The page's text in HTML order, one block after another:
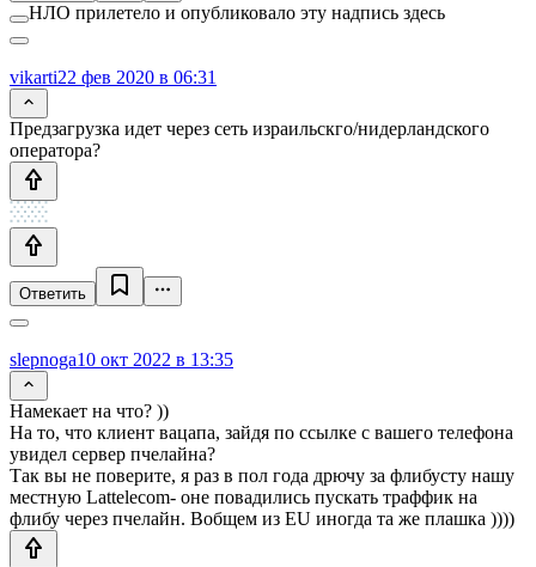
НЛО прилетело и опубликовало эту надпись здесь
vikarti22 фев 2020 в 06:31
Предзагрузка идет через сеть израильскго/нидерландского
оператора?
Ответить
slepnoga10 окт 2022 в 13:35
Намекает на что? ))
На то, что клиент вацапа, зайдя по ссылке с вашего телефона
увидел сервер пчелайна?
Так вы не поверите, я раз в пол года дрючу за флибусту нашу
местную Lattelecom- оне повадились пускать траффик на
флибу через пчелайн. Вобщем из EU иногда та же плашка ))))